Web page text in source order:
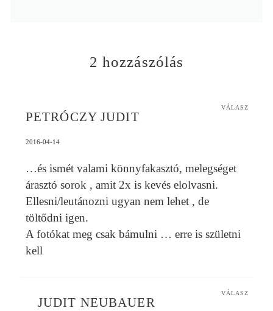
2 hozzászólás
VÁLASZ
PETRÓCZY JUDIT
2016-04-14
…és ismét valami könnyfakasztó, melegséget
árasztó sorok , amit 2x is kevés elolvasni.
Ellesni/leutánozni ugyan nem lehet , de
töltődni igen.
A fotókat meg csak bámulni … erre is születni
kell
VÁLASZ
JUDIT NEUBAUER